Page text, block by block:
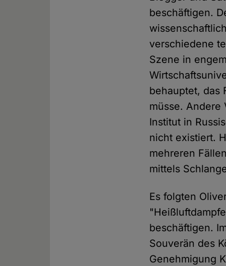
beschäftigen.
verschiedene
Szene in
behauptet, das
müsse. Andere
Institut in
nicht existiert.
mehreren
mittels
Es folgten
beschäftigen.
Souverän des
Genehmigung